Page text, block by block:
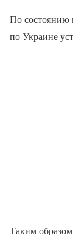
По состоянию
по Украине
Таким